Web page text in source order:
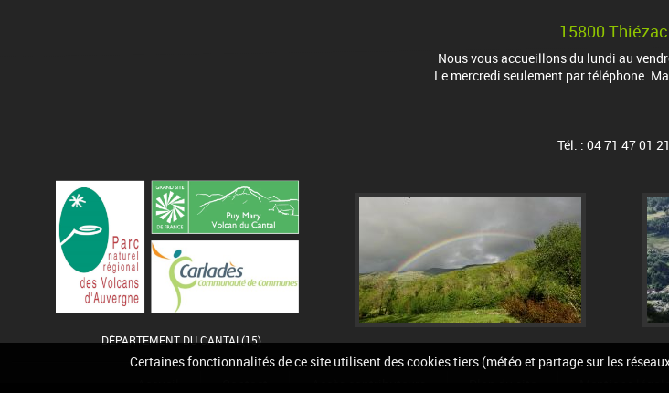
Certaines fonctionnalités de ce site utilisent des cookies tiers (météo et partage sur les
15800 Thiézac
Nous vous accueillons du lundi au
Le mercredi seulement par téléphone.
Tél. : 04 71 47 01 21
DÉPARTEMENT DU CANTAL(15)